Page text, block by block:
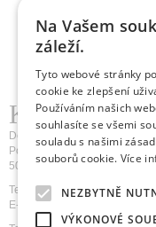
České Budějovice
další...
KDE NÁS
Doktor Důlek s.r.o.
Pospíšilova 1236/18a
500 03 Hradec Králové
Tel.: 800 800 805
E-mail:servis@doktor-dulek.cz
Na Vašem
záleží.
Tyto webové stránky
cookie ke zlepšení
Používáním našich
souhlasíte se všemi
souladu s našimi
souborů cookie. Více
NEZBYTNĚ
VÝKONOVÉ